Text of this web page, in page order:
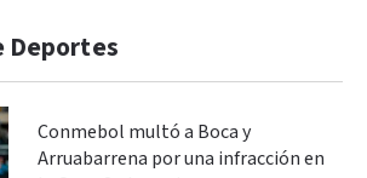
Deportes
Conmebol multó a Boca y
Arruabarrena por una infracción en